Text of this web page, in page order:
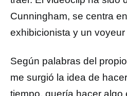
Cunningham, se centra
exhibicionista y un
Según palabras del propio
me surgió la idea de
tiempo, quería hacer algo